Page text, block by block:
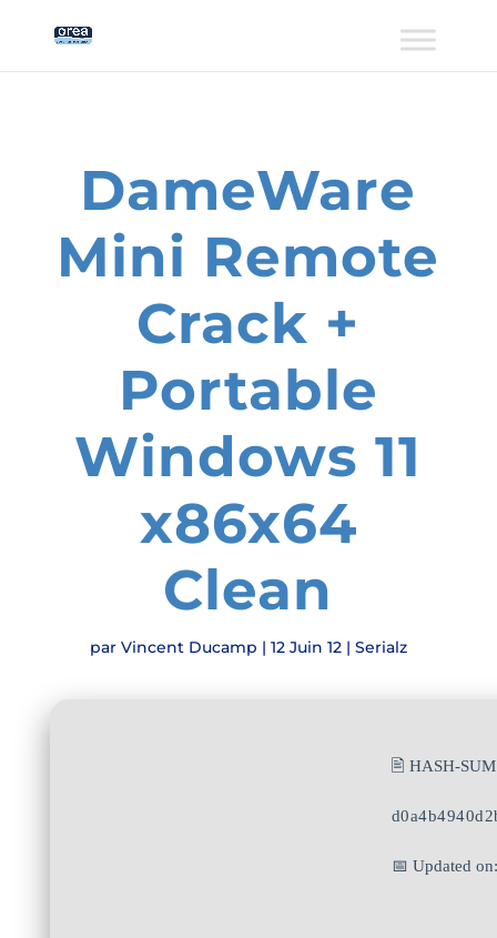
DameWare
Mini Remote
Crack +
Portable
Windows 11
x86x64
Clean
par Vincent Ducamp | 12 Juin 12| Serialz
🖹 HASH-
📅 Updated